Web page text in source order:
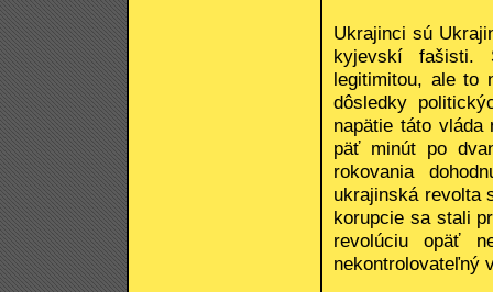
Ukrajinci sú
kyjevskí fašisti.
legitimitou, ale to
dôsledky
napätie táto
päť minút po
rokovania
ukrajinská revolta
korupcie sa stali
revolúciu opäť
nekontrolovateľný